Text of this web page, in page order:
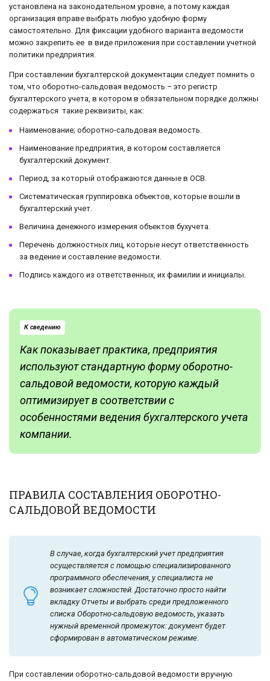
установлена на законодательном уровне, а потому каждая
организация вправе выбрать любую удобную форму
самостоятельно. Для фиксации удобного варианта ведомости
можно закрепить ее в виде приложения при составлении учетной
политики предприятия.
При составлении бухгалтерской документации следует помнить о
том, что оборотно-сальдовая ведомость – это регистр
бухгалтерского учета, в котором в обязательном порядке должны
содержаться такие реквизиты, как:
Наименование; оборотно-сальдовая ведомость.
Наименование предприятия, в котором составляется
бухгалтерский документ.
Период, за который отображаются данные в ОСВ.
Систематическая группировка объектов, которые вошли в
бухгалтерский учет.
Величина денежного измерения объектов бухучета.
Перечень должностных лиц, которые несут ответственность
за ведение и составление ведомости.
Подпись каждого из ответственных, их фамилии и инициалы.
К сведению
Как показывает практика, предприятия
используют стандартную форму оборотно-
сальдовой ведомости, которую каждый
оптимизирует в соответствии с
особенностями ведения бухгалтерского учета
компании.
ПРАВИЛА СОСТАВЛЕНИЯ ОБОРОТНО-
САЛЬДОВОЙ ВЕДОМОСТИ
В случае, когда бухгалтерский учет предприятия
осуществляется с помощью специализированного
программного обеспечения, у специалиста не
возникает сложностей. Достаточно просто найти
вкладку Отчеты и выбрать среди предложенного
списка Оборотно-сальдовую ведомость, указать
нужный временной промежуток: документ будет
сформирован в автоматическом режиме.
При составлении оборотно-сальдовой ведомости вручную